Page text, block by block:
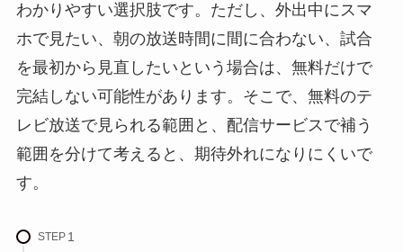
わかりやすい選択肢です。ただし、外出中にスマ
ホで見たい、朝の放送時間に間に合わない、試合
を最初から見直したいという場合は、無料だけで
完結しない可能性があります。そこで、無料のテ
レビ放送で見られる範囲と、配信サービスで補う
範囲を分けて考えると、期待外れになりにくいで
す。
STEP